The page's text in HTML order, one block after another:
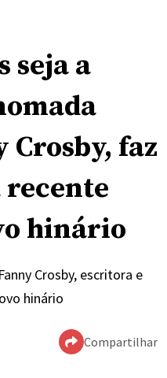
seja a
Crosby, faz
recente
hinário
Crosby, escritora e
hinário
Compartilhar